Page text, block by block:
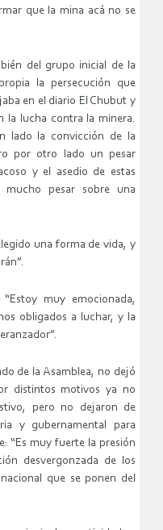
que la mina acá no se
del grupo inicial de la
la persecución que
en el diario El Chubut y
la lucha contra la minera.
lado la convicción de la
por otro lado un pesar
y el asedio de estas
mucho pesar sobre una
una forma de vida, y
muy emocionada,
obligados a luchar, y la
de la Asamblea, no dejó
distintos motivos ya no
pero no dejaron de
y gubernamental para
“Es muy fuerte la presión
desvergonzada de los
que se ponen del